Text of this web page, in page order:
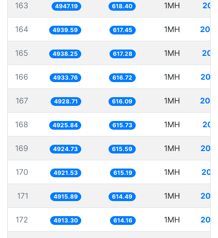
163 4947.19 618.40 1MH
164 4939.59 617.45 1MH
165 4938.25 617.28 1MH
166 4933.76 616.72 1MH
167 4928.71 616.09 1MH
168 4925.84 615.73 1MH
169 4924.73 615.59 1MH
170 4921.53 615.19 1MH
171 4915.89 614.49 1MH
172 4913.30 614.16 1MH